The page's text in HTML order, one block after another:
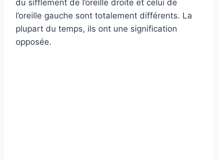
du sifflement de l’oreille droite et celui de
l’oreille gauche sont totalement différents. La
plupart du temps, ils ont une signification
opposée.